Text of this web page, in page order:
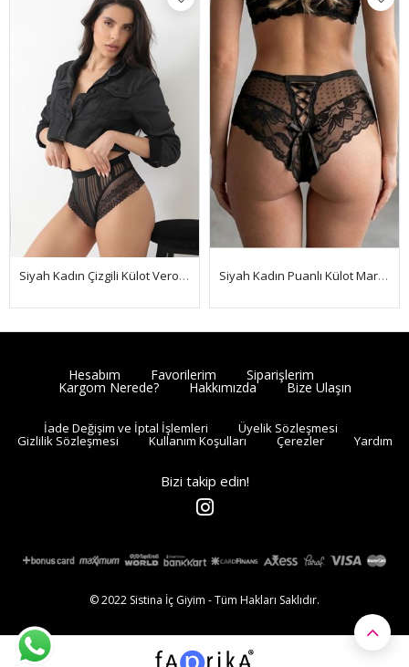
Siyah Kadın Çizgili Külot Veronica-K1008 Siyah Kadın Puanlı Külot Margarita-K1005
Hesabım Favorilerim Siparişlerim
Kargom Nerede? Hakkımızda Bize Ulaşın
İade Değişim ve İptal İşlemleri Üyelik Sözleşmesi
Gizlilik Sözleşmesi Kullanım Koşulları Çerezler Yardım
Bizi takip edin!
© 2022 Sistina İç Giyim - Tüm Hakları Saklıdır.